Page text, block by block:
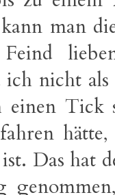
man
ich nicht
einen Tick
Das hat